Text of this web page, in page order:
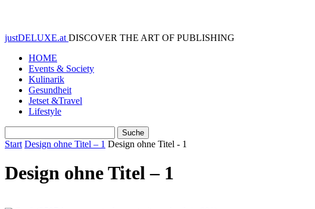
justDELUXE.at DISCOVER THE ART OF PUBLISHING
HOME
Events & Society
Kulinarik
Gesundheit
Jetset &Travel
Lifestyle
Start Design ohne Titel – 1 Design ohne Titel - 1
Design ohne Titel – 1